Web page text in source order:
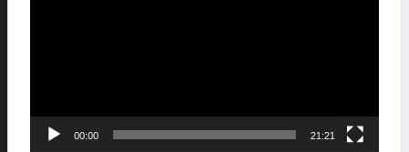
00:00 21:21